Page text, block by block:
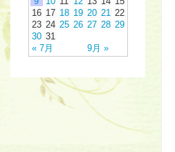
« 7月 9月 »
16 17 18 19 20 21 22
23 24 25 26 27 28 29
30 31